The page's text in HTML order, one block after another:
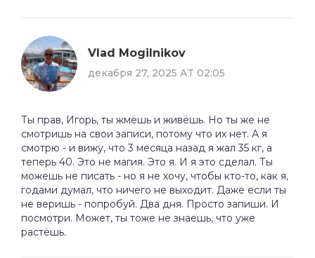
Vlad Mogilnikov
декабря 27, 2025 AT 02:05
Ты прав, Игорь, ты жмёшь и живёшь. Но ты же не
смотришь на свои записи, потому что их нет. А я
смотрю - и вижу, что 3 месяца назад я жал 35 кг, а
теперь 40. Это не магия. Это я. И я это сделал. Ты
можешь не писать - но я не хочу, чтобы кто-то, как я,
годами думал, что ничего не выходит. Даже если ты
не веришь - попробуй. Два дня. Просто запиши. И
посмотри. Может, ты тоже не знаешь, что уже
растёшь.